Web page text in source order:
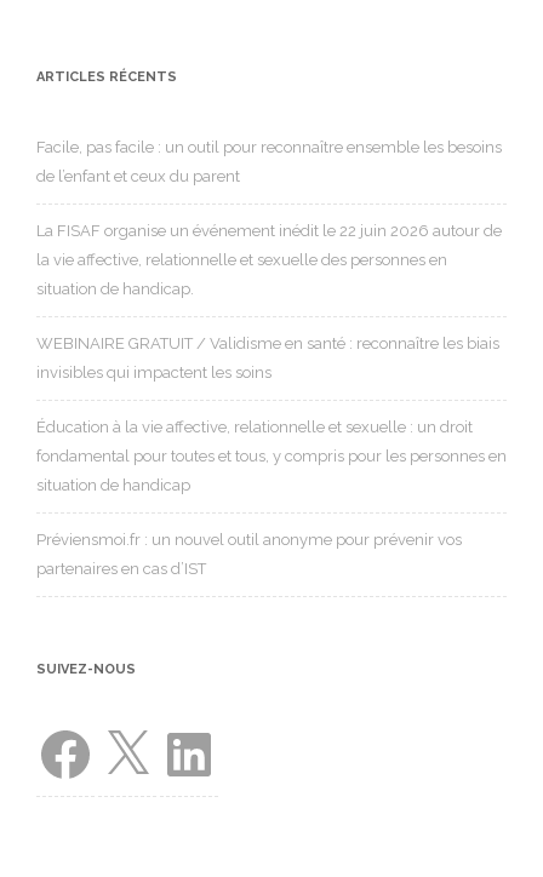
ARTICLES RÉCENTS
Facile, pas facile : un outil pour reconnaître ensemble les besoins
de l’enfant et ceux du parent
La FISAF organise un événement inédit le 22 juin 2026 autour de
la vie affective, relationnelle et sexuelle des personnes en
situation de handicap.
WEBINAIRE GRATUIT / Validisme en santé : reconnaître les biais
invisibles qui impactent les soins
Éducation à la vie affective, relationnelle et sexuelle : un droit
fondamental pour toutes et tous, y compris pour les personnes en
situation de handicap
Préviensmoi.fr : un nouvel outil anonyme pour prévenir vos
partenaires en cas d’IST
SUIVEZ-NOUS
Facebook LinkedIn